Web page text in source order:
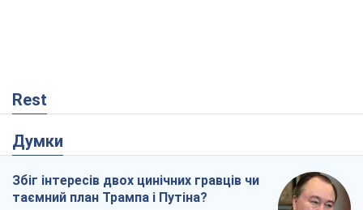
Rest
Думки
Збіг інтересів двох цинічних гравців чи
таємний план Трампа і Путіна?